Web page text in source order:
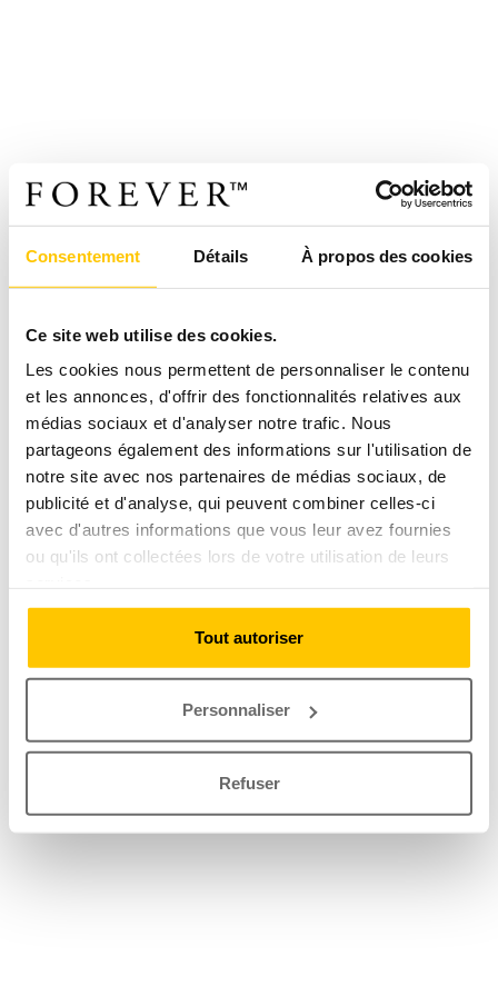
Consentement Détails À propos des cookies
Ce site web utilise des cookies.
Les cookies nous permettent de personnaliser le contenu
et les annonces, d'offrir des fonctionnalités relatives aux
médias sociaux et d'analyser notre trafic. Nous
partageons également des informations sur l'utilisation de
notre site avec nos partenaires de médias sociaux, de
publicité et d'analyse, qui peuvent combiner celles-ci
avec d'autres informations que vous leur avez fournies
ou qu'ils ont collectées lors de votre utilisation de leurs
Tout autoriser
Personnaliser
Refuser